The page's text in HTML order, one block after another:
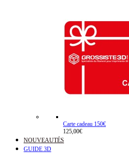
Carte cadeau 150€
125,00€
NOUVEAUTÉS
GUIDE 3D